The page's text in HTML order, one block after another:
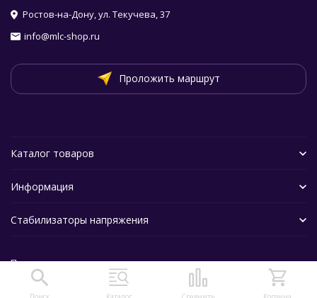
Ростов-на-Дону, ул. Текучева, 37
info@mlc-shop.ru
Проложить маршрут
Каталог товаров
Информация
Стабилизаторы напряжения
Политика персональных данных